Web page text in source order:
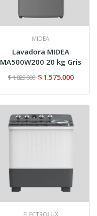
MIDEA
Lavadora MIDEA
MA500W200 20 kg Gris
$ 1.825.000 $ 1.575.000